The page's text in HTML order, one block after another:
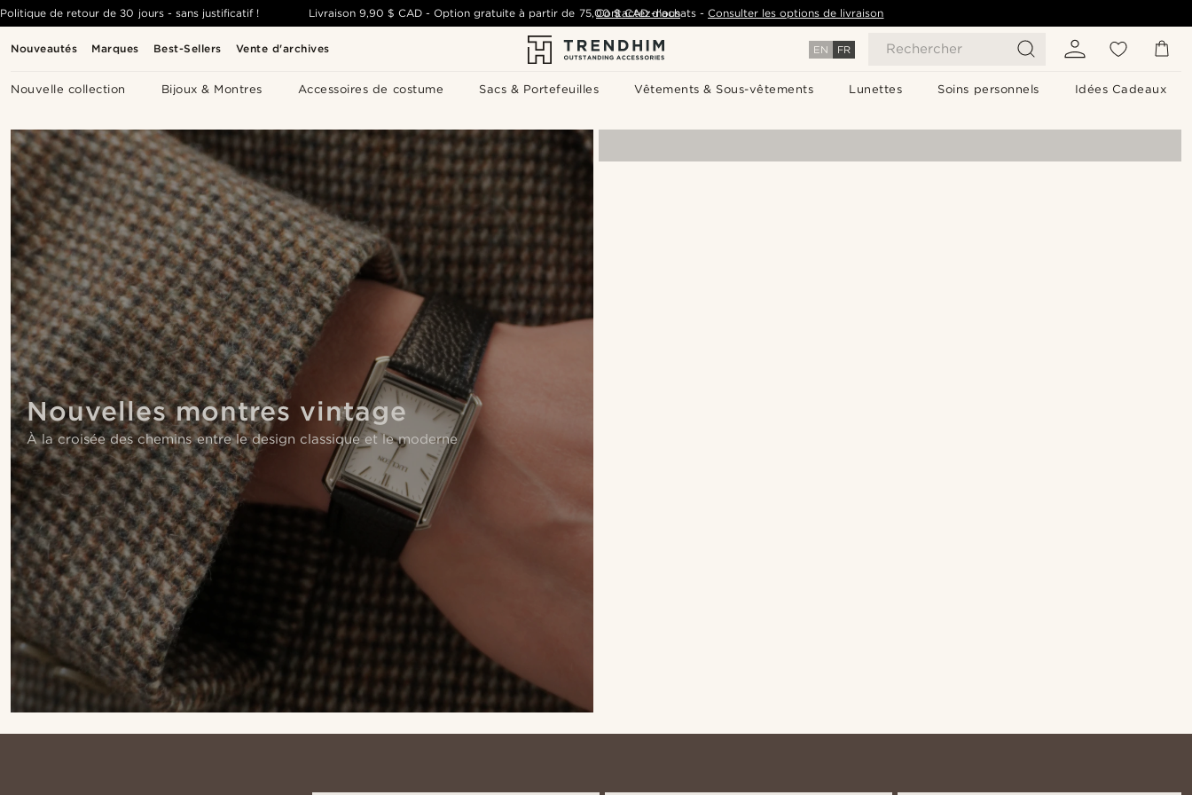
Nouveautés Marques Best-Sellers Vente d'archives EN FR Rechercher
Nouvelle collection Bijoux & Montres Accessoires de costume Sacs & Portefeuilles Vêtements & Sous-vêtements Lunettes Soins personnels Idées Cadeaux
Politique de retour de 30 jours - sans justificatif ! Livraison 9,90 $ CAD-Option gratuite à partir de 75,00 $ CAD d'achats - Consulter les options de livraison
Contactez-nous
Nouvelles montres vintage
À la croisée des chemins entre le design classique et le moderne